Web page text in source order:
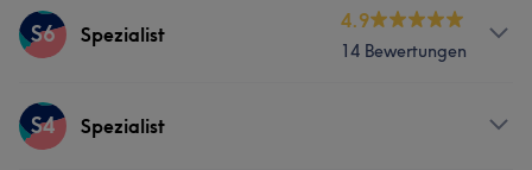
S6 Spezialist
4.9
14 Bewertungen
Services
S4 Spezialist